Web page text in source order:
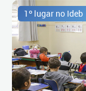
1º lugar no Ideb